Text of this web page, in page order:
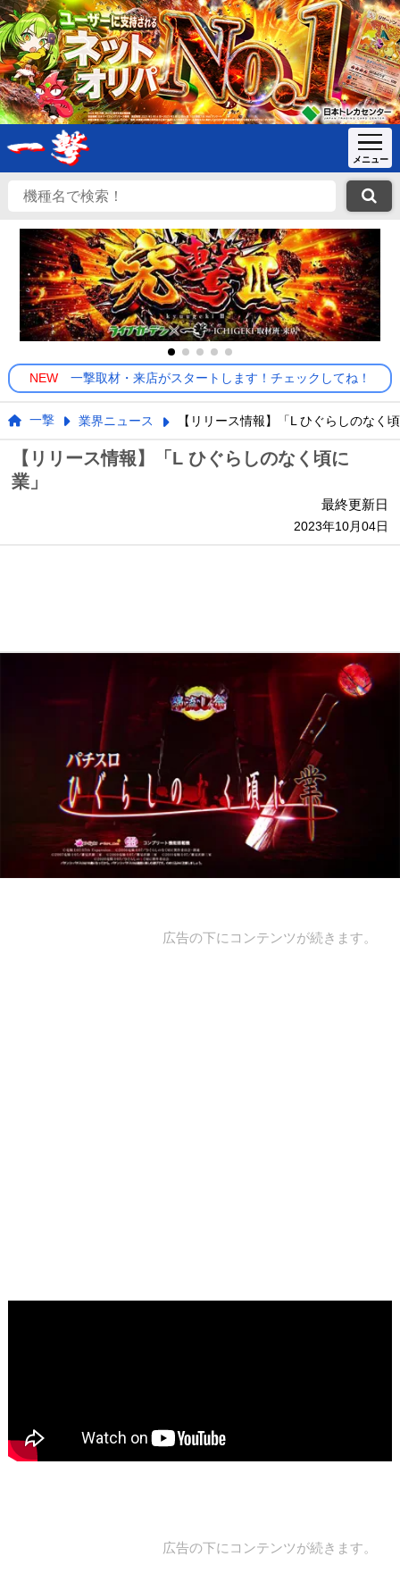
NEW 一撃取材・来店がスタートします！チェックしてね！
一撃 業界ニュース 【リリース情報】「L ひぐらしのなく
【リリース情報】「L ひぐらしのなく頃に
業」
最終更新日
2023年10月04日
広告の下にコンテンツが続きます。
広告の下にコンテンツが続きます。